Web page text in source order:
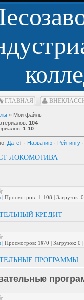
ГЛАВНАЯ
» Мои файлы
: 104
: 1-10
: Дате · Названию · Рейтингу ·
ЛОКОМОТИВА
| Просмотров: 11108 | Загрузок: 0
КРЕДИТ
| Просмотров: 1670 | Загрузок: 0 |
ПРОГРАММЫ